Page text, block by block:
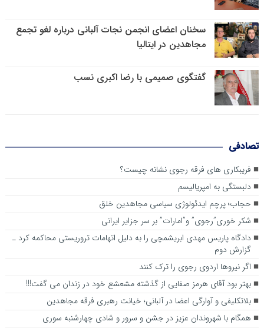
سخنان اعضای انجمن نجات آلبانی درباره لغو تجمع
مجاهدین در ایتالیا
گفتگوی صمیمی با رضا اکبری نسب
تصادفی
فریبکاری های فرقه رجوی نشانه چیست؟
دلبستگی به امپریالیسم
حجاب؛ پرچم ایدئولوژی سیاسی مجاهدین خلق
شکر خوری”رجوی” و”امارات” بر سر جزایر ایرانی
دادگاه پاریس مهدی ابریشمچی را به دلیل اتهامات تروریستی محاکمه کرد ـ
گزارش دوم
اگر نیروها اردوی رجوی را ترک کنند
بهتر بود آقای هرمز صفایی از گذشته مشعشع خود در زندان می گفت!!!
بلاتکلیفی و آوارگی اعضا در آلبانی؛ خیانت رهبری فرقه مجاهدین
همگام با شهروندان عزیز در جشن و سرور و شادی چهارشنبه سوری